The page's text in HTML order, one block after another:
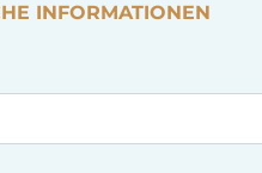
INFORMATIONEN